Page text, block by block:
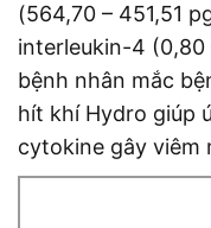
(564,70 – 451,51
interleukin-4
bệnh nhân mắc
hít khí Hydro giúp
cytokine gây viêm